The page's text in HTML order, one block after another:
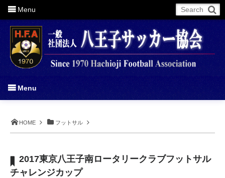
HOME フットサル
2017東京八王子南ロータリークラブフットサル
チャレンジカップ
More
Menu
Menu